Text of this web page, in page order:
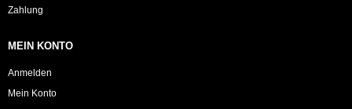
Zahlung
MEIN KONTO
Anmelden
Mein Konto